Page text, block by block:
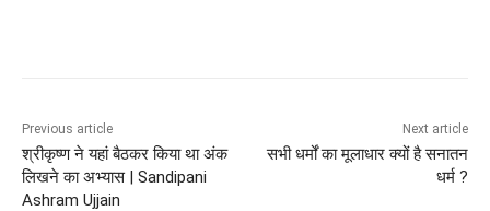
Previous article
श्रीकृष्ण ने यहां बैठकर किया था अंक
लिखने का अभ्यास | Sandipani
Ashram Ujjain
Next article
सभी धर्मों का मूलाधार क्यों है सनातन
धर्म ?